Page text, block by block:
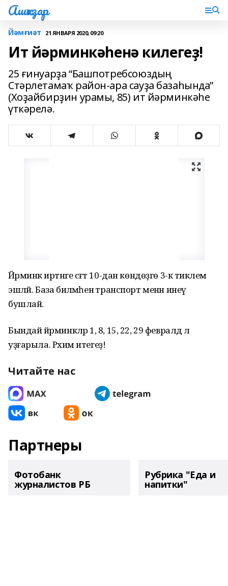
Ашҡаҙар
Йәмғиәт 21 ЯНВАРЯ 2020, 09:20
Ит йәрминкәһенә килегеҙ!
25 ғинуарҙа “Башпотребсоюздың
Стәрлетамаҡ район-ара сауҙа базаһында”
(Хоҙайбирҙин урамы, 85) ит йәрминкәһе
үткәрелә.
Йәрминкә иртәнге сәғәт 10-дан көндөҙгө 3-кә тиклем
эшләй. База биләмәһенә транспорт менән инеү
бушлай.
Бындай йәрминкәләр 1, 8, 15, 22, 29 февралдә лә
уҙғарыла. Рәхим итегеҙ!
Читайте нас
Партнеры
Фотобанк
журналистов РБ
Рубрика "Еда и
напитки"